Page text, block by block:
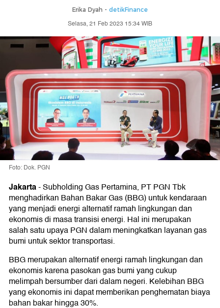
Erika Dyah - detikFinance
Selasa, 21 Feb 2023 15:34 WIB
Foto: Dok. PGN
Jakarta-Subholding Gas Pertamina, PT PGN Tbk
menghadirkan Bahan Bakar Gas (BBG) untuk kendaraan
yang menjadi energi alternatif ramah lingkungan dan
ekonomis di masa transisi energi. Hal ini merupakan
salah satu upaya PGN dalam meningkatkan layanan gas
bumi untuk sektor transportasi.
BBG merupakan alternatif energi ramah lingkungan dan
ekonomis karena pasokan gas bumi yang cukup
melimpah bersumber dari dalam negeri. Kelebihan BBG
yang ekonomis ini dapat memberikan penghematan biaya
bahan bakar hingga 30%.